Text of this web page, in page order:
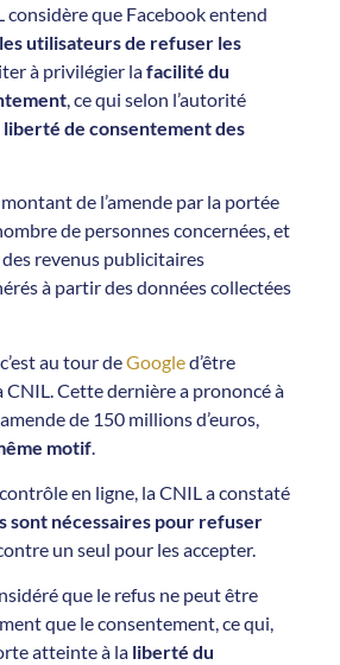
considère que Facebook entend
utilisateurs de refuser les
à privilégier lafacilité du
, ce qui selon l’autorité
liberté de consentement des
de l’amende par la portée
de personnes concernées, et
revenus publicitaires
à partir des données collectées
au tour deGoogled’être
CNIL. Cette dernière a prononcé à
de 150 millions d’euros,
motif
en ligne, la CNIL a constaté
sont nécessaires pour refuser
un seul pour les accepter.
que le refus ne peut être
que le consentement, ce qui,
atteinte à la liberté du